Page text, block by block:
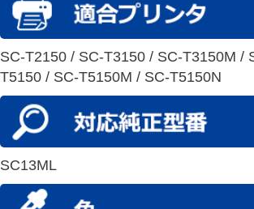
SC-T2150 / SC-T3150 / SC-T3150M /
T5150 / SC-T5150M / SC-T5150N
SC13ML